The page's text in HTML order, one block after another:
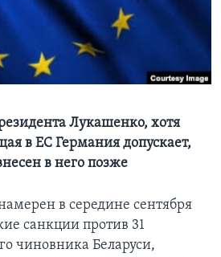
Лукашенко, хотя
в ЕС Германия допускает,
в него позже
в середине сентября
санкции против 31
чиновника Беларуси,